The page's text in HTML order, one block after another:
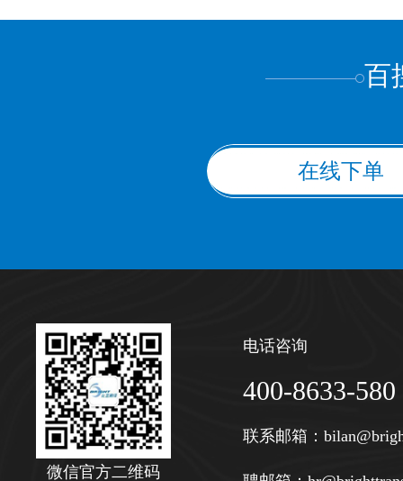
百
在线下单
微信官方二维码
电话咨询
400-8633-580
联系邮箱：